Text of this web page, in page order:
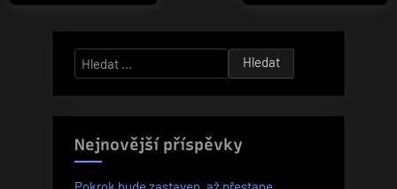
pro
příspěvek
Vyhledávání
Nejnovější příspěvky